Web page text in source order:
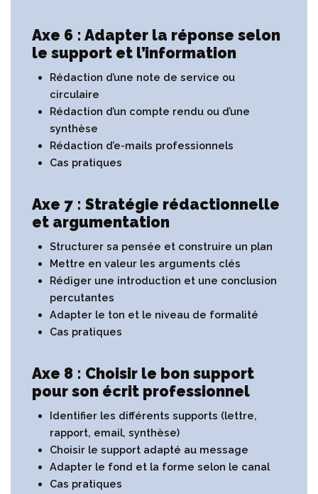
Axe 6 : Adapter la réponse selon
le support et l’information
Rédaction d’une note de service ou
circulaire
Rédaction d’un compte rendu ou d’une
synthèse
Rédaction d’e-mails professionnels
Cas pratiques
Axe 7 : Stratégie rédactionnelle
et argumentation
Structurer sa pensée et construire un plan
Mettre en valeur les arguments clés
Rédiger une introduction et une conclusion
percutantes
Adapter le ton et le niveau de formalité
Cas pratiques
Axe 8 : Choisir le bon support
pour son écrit professionnel
Identifier les différents supports (lettre,
rapport, email, synthèse)
Choisir le support adapté au message
Adapter le fond et la forme selon le canal
Cas pratiques